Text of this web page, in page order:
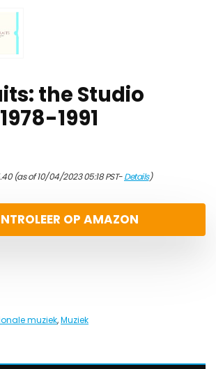
the Studio
1991
(as of 10/04/2023 05:18 PST-Details)
OP AMAZON
muziek,Muziek